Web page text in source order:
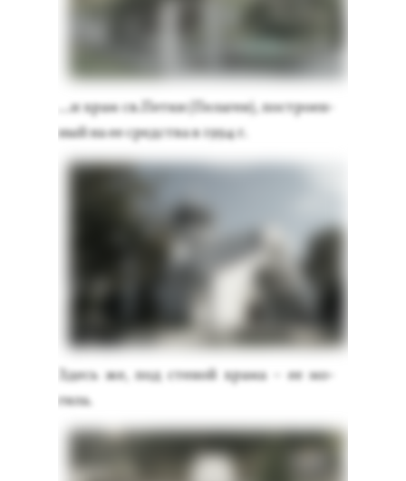
...и храм св.Пет­ки (Пе­лагеи), пос­тро­ен­
ный на ее средс­тва в 1994 г.
Здесь же, под сте­ной хра­ма – ее мо­
гила.